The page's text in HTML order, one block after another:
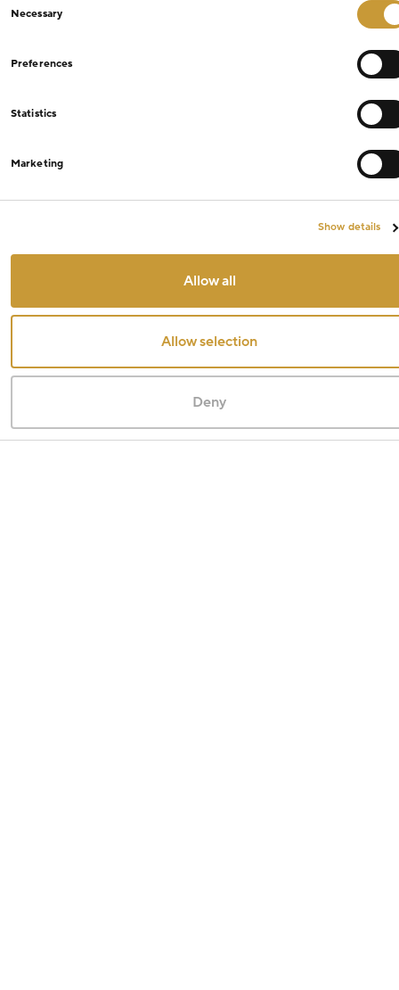
Selection
Necessary
Preferences
Statistics
Marketing
Show details
Allow all
Allow selection
Deny